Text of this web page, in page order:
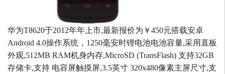
华为T8620于2012年年上市,最新报价为￥450元搭载安卓
Android 4.0操作系统，1250毫安时锂电池电池容量,采用直板
外观,512MB RAM机身内存,MicroSD (TransFlash) 支持32GB
存储卡,支持 电容屏触摸屏,3.5英寸 320x480像素主屏尺寸,支